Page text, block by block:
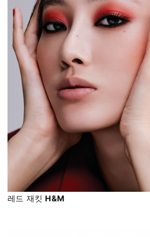
레드 재킷 H&M